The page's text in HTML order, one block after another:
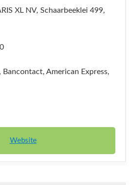
XL NV, Schaarbeeklei 499,
American Express,
Website